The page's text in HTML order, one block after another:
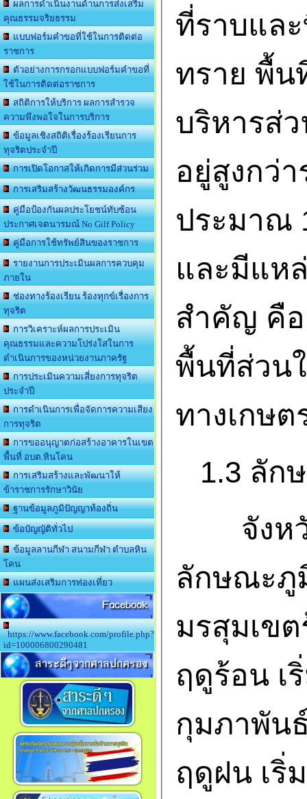
ผลการดำเนินงานด้านการส่งเสริม
คุณธรรมจริยธรรม
แบบฟอร์มคำขอที่ใช้ในการติดต่อ
ราชการ
ตัวอย่างการกรอกแบบฟอร์มคำขอที่
ใช้ในการติดต่อราชการ
สถิติการให้บริการ ผลการสำรวจ
ความพึงพอใจในการบริการ
ข้อมูลเชิงสถิติเรื่องร้องเรียนการ
ทุจริตประจำปี
การเปิดโอกาสให้เกิดการมีส่วนร่วม
การเสริมสร้างวัฒนธรรมองค์กร
คู่มือป้องกันผลประโยชน์ทับซ้อน
ประกาศเจตนารมณ์ No Gilf Policy
คู่มือการใช้ทรัพย์สินของราชการ
รายงานการประเมินผลการควบคุม
ภายใน
ช่องทางร้องเรียน ร้องทุกข์เรื่องการ
ทุจริต
การวิเคราะห์ผลการประเมิน
คุณธรรมและความโปร่งใสในการ
ดำเนินการของหน่วยงานภาครัฐ
การประเมินความเสี่ยงการทุจริต
ประจำปี
การดำเนินการเพื่อจัดการความเสียง
การทุจริต
การขออนุญาตก่อสร้างอาคารในเขต
พื้นที่ อบต.หินโคน
การเสริมสร้างและพัฒนาให้
ข้าราชการรักษาวินัย
ฐานข้อมูลภูมิปัญญาท้องถิ่น
ข้อบัญญัติทั่วไป
ข้อมูลลานกีฬา สนามกีฬา ตำบลหิน
โคน
แผนส่งเสริมการท่องเที่ยว
Facebook
https://www.facebook.com/profile.php?
id=100006800290481
สาระดีๆจากศาลปกครอง
ที่ราบแล
ทราย พื้น
บริหารส่
อยู่สูงกว่
ประมาณ
และมีแห
สำคัญ คื
พื้นที่ส่วน
ทางเกษต
1.3 ลัก
จังหวั
ลักษณะภู
มรสุมเข
ฤดูร้อน เ
กุมภาพัน
ฤดูฝน เริ่